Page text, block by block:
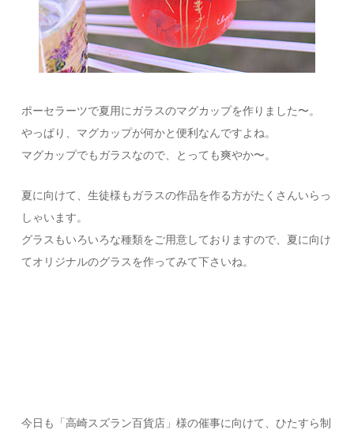
ポーセラーツで夏用にガラスのマグカップを作りました〜。
やっぱり、マグカップが何かと便利なんですよね。
マグカップでもガラスなので、とっても爽やか〜。
夏に向けて、生徒様もガラスの作品を作る方がたくさんいらっ
しゃいます。
グラスもいろいろな種類をご用意しておりますので、夏に向け
てオリジナルのグラスを作ってみて下さいね。
今日も「高崎スズラン百貨店」様の催事に向けて、ひたすら制